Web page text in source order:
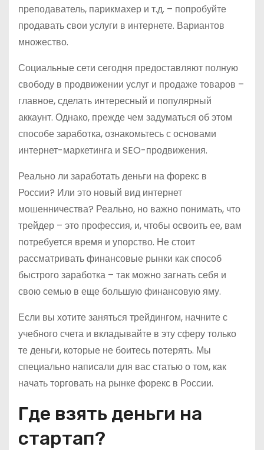
преподаватель, парикмахер и т.д. – попробуйте
продавать свои услуги в интернете. Вариантов
множество.
Социальные сети сегодня предоставляют полную
свободу в продвижении услуг и продаже товаров –
главное, сделать интересный и популярный
аккаунт. Однако, прежде чем задуматься об этом
способе заработка, ознакомьтесь с основами
интернет-маркетинга и SEO-продвижения.
Реально ли заработать деньги на форекс в
России? Или это новый вид интернет
мошенничества? Реально, но важно понимать, что
трейдер – это профессия, и, чтобы освоить ее, вам
потребуется время и упорство. Не стоит
рассматривать финансовые рынки как способ
быстрого заработка – так можно загнать себя и
свою семью в еще большую финансовую яму.
Если вы хотите заняться трейдингом, начните с
учебного счета и вкладывайте в эту сферу только
те деньги, которые не боитесь потерять. Мы
специально написали для вас статью о том, как
начать торговать на рынке форекс в России.
Где взять деньги на
стартап?